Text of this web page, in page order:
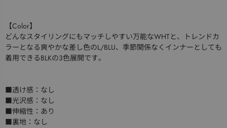
【Color】
どんなスタイリングにもマッチしやすい万能なWHTと、トレンドカ
ラーとなる爽やかな差し色のL/BLU、季節関係なくインナーとしても
着用できるBLKの3色展開です。
■透け感：なし
■光沢感：なし
■伸縮性：あり
■裏地：なし